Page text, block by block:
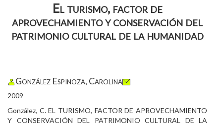
El turismo, factor de
aprovechamiento y conservación del
patrimonio cultural de la humanidad
González Espinoza, Carolina
2009
González, C. EL TURISMO, FACTOR DE APROVECHAMIENTO
Y CONSERVACIÓN DEL PATRIMONIO CULTURAL DE LA